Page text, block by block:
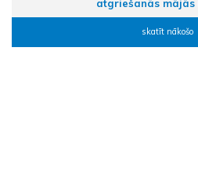
atgriešanās mājās
skatīt nākošo